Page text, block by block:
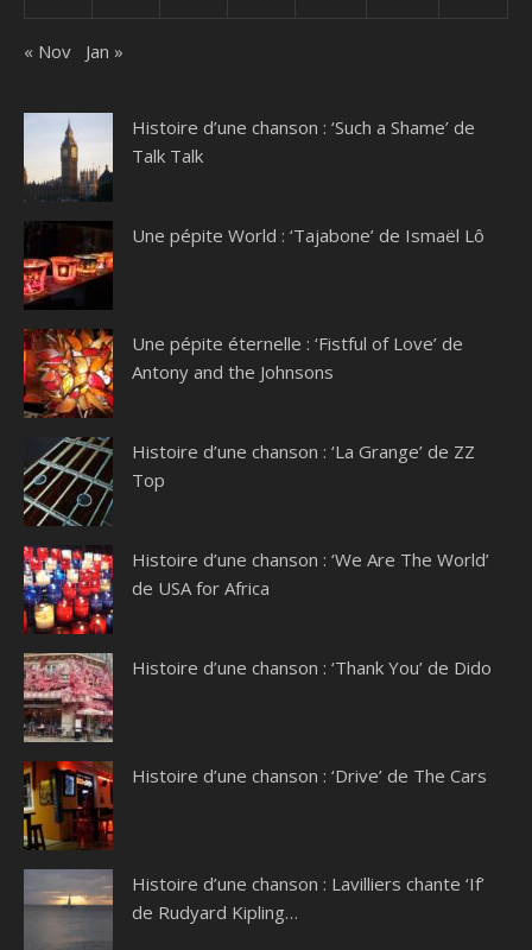
« Nov Jan »
Histoire d’une chanson : ‘Such a Shame’ de
Talk Talk
Une pépite World : ‘Tajabone’ de Ismaël Lô
Une pépite éternelle : ‘Fistful of Love’ de
Antony and the Johnsons
Histoire d’une chanson : ‘La Grange’ de ZZ
Top
Histoire d’une chanson : ‘We Are The World’
de USA for Africa
Histoire d’une chanson : ‘Thank You’ de Dido
Histoire d’une chanson : ‘Drive’ de The Cars
Histoire d’une chanson : Lavilliers chante ‘If’
de Rudyard Kipling…